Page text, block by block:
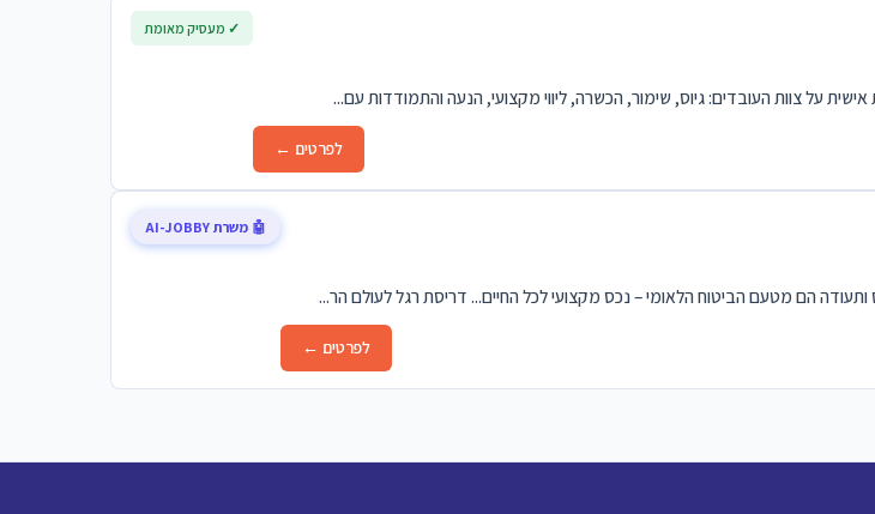
על צוות העובדים: גיוס, שימור, הכשרה, ליווי מקצועי, הנעה והתמודדות עם...
לפרטים ←
✓ מעסיק מאומת
לפרטים ←
🤖 משרת AI-JOBBY